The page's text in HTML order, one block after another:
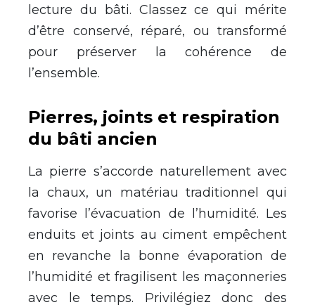
lecture du bâti. Classez ce qui mérite
d’être conservé, réparé, ou transformé
pour préserver la cohérence de
l’ensemble.
Pierres, joints et respiration
du bâti ancien
La pierre s’accorde naturellement avec
la chaux, un matériau traditionnel qui
favorise l’évacuation de l’humidité. Les
enduits et joints au ciment empêchent
en revanche la bonne évaporation de
l’humidité et fragilisent les maçonneries
avec le temps. Privilégiez donc des